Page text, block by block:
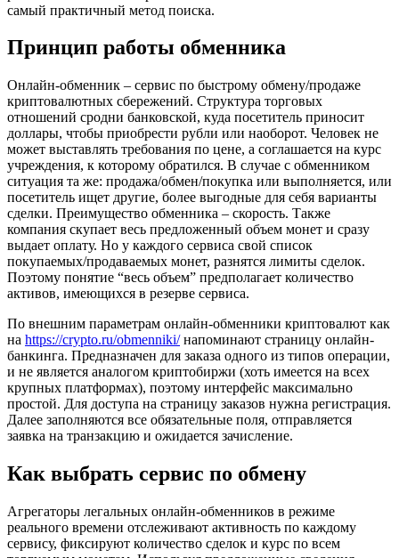
самый практичный метод поиска.
Принцип работы обменника
Онлайн-обменник – сервис по быстрому обмену/продаже
криптовалютных сбережений. Структура торговых
отношений сродни банковской, куда посетитель приносит
доллары, чтобы приобрести рубли или наоборот. Человек не
может выставлять требования по цене, а соглашается на курс
учреждения, к которому обратился. В случае с обменником
ситуация та же: продажа/обмен/покупка или выполняется, или
посетитель ищет другие, более выгодные для себя варианты
сделки. Преимущество обменника – скорость. Также
компания скупает весь предложенный объем монет и сразу
выдает оплату. Но у каждого сервиса свой список
покупаемых/продаваемых монет, разнятся лимиты сделок.
Поэтому понятие “весь объем” предполагает количество
активов, имеющихся в резерве сервиса.
По внешним параметрам онлайн-обменники криптовалют как
на https://crypto.ru/obmenniki/напоминают страницу онлайн-
банкинга. Предназначен для заказа одного из типов операции,
и не является аналогом криптобиржи (хоть имеется на всех
крупных платформах), поэтому интерфейс максимально
простой. Для доступа на страницу заказов нужна регистрация.
Далее заполняются все обязательные поля, отправляется
заявка на транзакцию и ожидается зачисление.
Как выбрать сервис по обмену
Агрегаторы легальных онлайн-обменников в режиме
реального времени отслеживают активность по каждому
сервису, фиксируют количество сделок и курс по всем